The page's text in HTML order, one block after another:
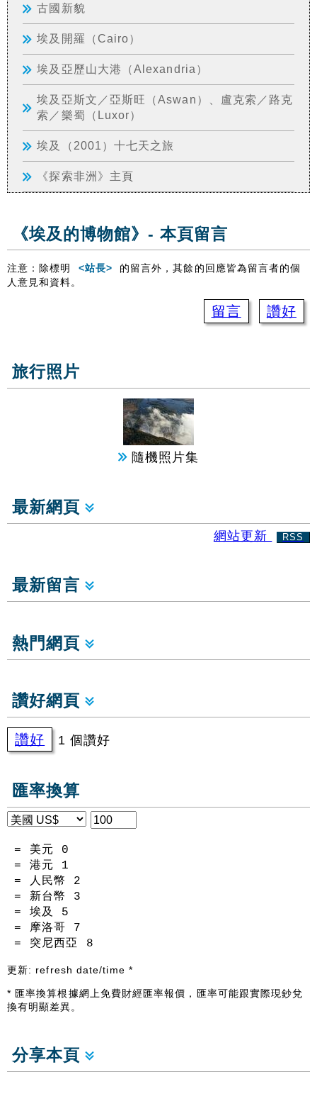
古國新貌
埃及開羅（Cairo）
埃及亞歷山大港（Alexandria）
埃及亞斯文／亞斯旺（Aswan）、盧克索／路克
索／樂蜀（Luxor）
埃及（2001）十七天之旅
《探索非洲》主頁
《埃及的博物館》- 本頁留言
注意：除標明 <站長>
的留言外，其餘的回應皆為留言者的個
人意見和資料。
留言 讚好
旅行照片
隨機照片集
最新網頁
網站更新 RSS
最新留言
熱門網頁
讚好網頁
讚好 1 個讚好
匯率換算
= 美元 0
= 港元 1
= 人民幣 2
= 新台幣 3
= 埃及 5
= 摩洛哥 7
= 突尼西亞 8
更新: refresh date/time *
* 匯率換算根據網上免費財經匯率報價，匯率可能跟實際現鈔兌
換有明顯差異。
分享本頁